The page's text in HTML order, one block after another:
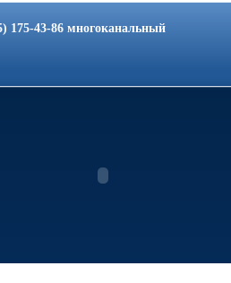
175-43-86 многоканальный